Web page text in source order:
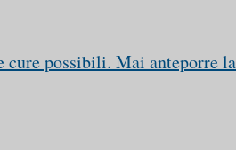
cure possibili. Mai anteporre